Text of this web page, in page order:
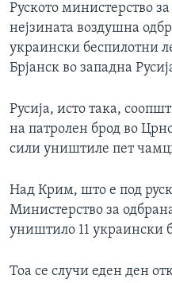
Руското министерство
нејзината воздушна
украински беспилотни
Брјанск во западна
Русија, исто така,
на патролен брод во
сили уништиле пет
Над Крим, што е под
Министерство за
уништило 11 украински
Тоа се случи еден ден